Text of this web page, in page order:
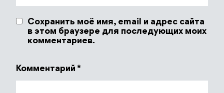
Сохранить моё имя, email и адрес сайта
в этом браузере для последующих моих
комментариев.
Комментарий *